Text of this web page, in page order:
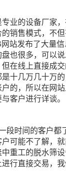
业的设备厂家，
销售模式，不
站发布了大量
也很多，可以
在线上直接成
十几万几十万
的，所以在网
客户进行详谈。
段时间的客户都
可能不了解，
重工的脱水筛
行直接交易，